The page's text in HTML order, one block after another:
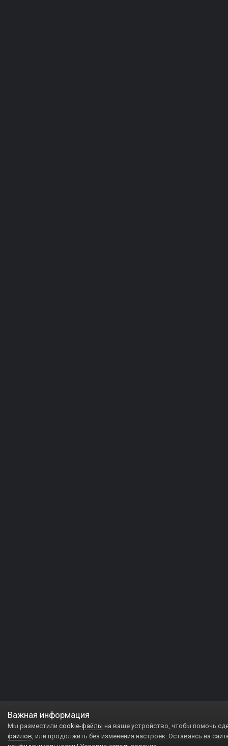
Важная информация
Мы разместили cookie-файлы на ваше устройство, чтобы помочь
файлов, или продолжить без изменения настроек. Оставаясь на